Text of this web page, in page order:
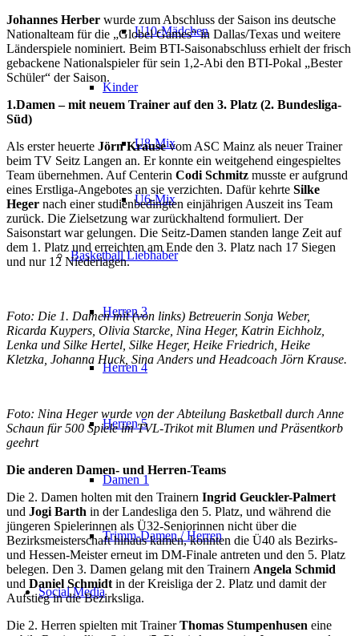
U10-Mädchen
Kinder
U8-Mix
U6-Mix
Basketball Liebhaber
Herren 3
Herren 4
Herren 5
Damen 1
Trimm-Damen / Herren
Social Media
Johannes Herber wurde zum Abschluss der Saison ins deutsche
Nationalteam für die „Globel Games“ in Dallas/Texas und weitere
Länderspiele nominiert. Beim BTI-Saisonabschluss erhielt der frisch
gebackene Nationalspieler für sein 1,2-Abi den BTI-Pokal „Bester
Schüler“ der Saison.
1.Damen – mit neuem Trainer auf den 3. Platz (2. Bundesliga-
Süd)
Als erster heuerte Jörn Krausevom ASC Mainz als neuer Trainer
beim TV Seitz Langen an. Er konnte ein weitgehend eingespieltes
Team übernehmen. Auf Centerin Codi Schmitz musste er aufgrund
eines Erstliga-Angebotes an sie verzichten. Dafür kehrte Silke
Heger nach einer studienbedingten einjährigen Auszeit ins Team
zurück. Die Zielsetzung war zurückhaltend formuliert. Der
Saisonstart war gelungen. Die Seitz-Damen standen lange Zeit auf
dem 1. Platz und erreichten am Ende den 3. Platz nach 17 Siegen
und nur 12 Niederlagen.
Foto: Die 1. Damen mit (von links) Betreuerin Sonja Weber,
Ricarda Kuypers, Olivia Starcke, Nina Heger, Katrin Eichholz,
Lenka und Silke Hertel, Silke Heger, Heike Friedrich, Heike
Kletzka, Johanna Huck, Sina Anders und Headcoach Jörn Krause.
Foto: Nina Heger wurde von der Abteilung Basketball durch Anne
Schaun für 500 Spiele im TVL-Trikot mit Blumen und Präsentkorb
geehrt
Die anderen Damen- und Herren-Teams
Die 2. Damen holten mit den Trainern Ingrid Geuckler-Palmert
und Jogi Barth in der Landesliga den 5. Platz, und während die
jüngeren Spielerinnen als Ü32-Seniorinnen nicht über die
Bezirksmeisterschaft hinaus kamen, konnten die Ü40 als Bezirks-
und Hessen-Meister erneut im DM-Finale antreten und den 5. Platz
belegen. Den 3. Damen gelang mit den Trainern Angela Schmid
und Daniel Schmidt in der Kreisliga der 2. Platz und damit der
Aufstieg in die Bezirksliga.
Die 2. Herren spielten mit TrainerThomas Stumpenhusen eine